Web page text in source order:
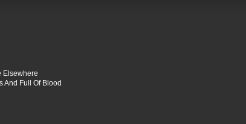
Elsewhere
And Full Of Blood